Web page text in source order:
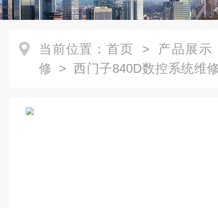
当前位置： 首页 > 产品展示
修 > 西门子840D数控系统维